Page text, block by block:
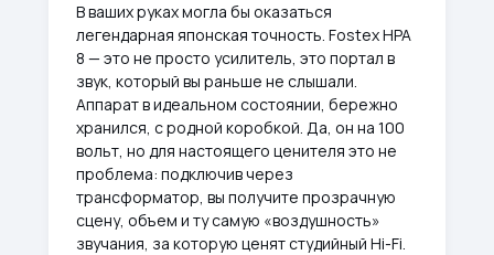
В ваших руках могла бы оказаться
легендарная японская точность. Fostex HPA
8 — это не просто усилитель, это портал в
звук, который вы раньше не слышали.
Аппарат в идеальном состоянии, бережно
хранился, с родной коробкой. Да, он на 100
вольт, но для настоящего ценителя это не
проблема: подключив через
трансформатор, вы получите прозрачную
сцену, объем и ту самую «воздушность»
звучания, за которую ценят студийный Hi-Fi.